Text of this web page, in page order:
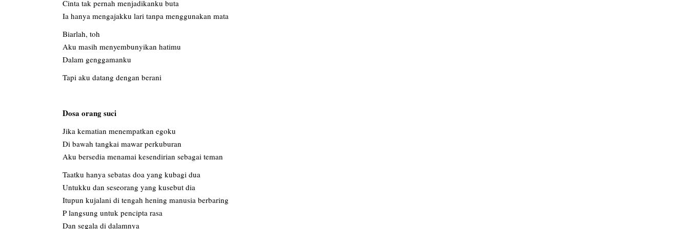
Cinta tak pernah menjadikanku buta
Ia hanya mengajakku lari tanpa menggunakan mata
Biarlah, toh
Aku masih menyembunyikan hatimu
Dalam genggamanku
Tapi aku datang dengan berani
Dosa orang suci
Jika kematian menempatkan egoku
Di bawah tangkai mawar perkuburan
Aku bersedia menamai kesendirian sebagai teman
Taatku hanya sebatas doa yang kubagi dua
Untukku dan seseorang yang kusebut dia
Itupun kujalani di tengah hening manusia berbaring
P langsung untuk pencipta rasa
Dan segala di dalamnya